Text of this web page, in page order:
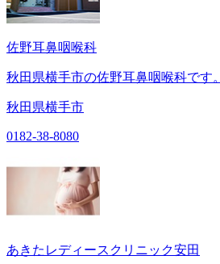
佐野耳鼻咽喉科
秋田県横手市の佐野耳鼻咽喉科です。
秋田県横手市
0182-38-8080
あきたレディースクリニック安田